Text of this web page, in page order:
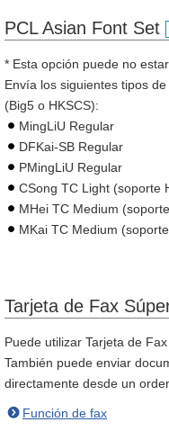
PCL Asian Font Set
* Esta opción puede no
Envía los siguientes tipos
(Big5 o HKSCS):
MingLiU Regular
DFKai-SB Regular
PMingLiU Regular
CSong TC Light (soporte
MHei TC Medium
MKai TC Medium
Tarjeta de Fax
Puede utilizar Tarjeta de
También puede enviar
directamente desde un
Función de fax